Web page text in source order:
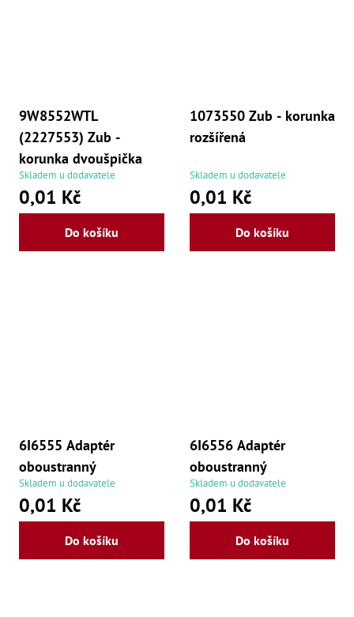
9W8552WTL
(2227553) Zub -
korunka dvoušpička
Skladem u dodavatele
0,01 Kč
Do košíku
1073550 Zub - korunka
rozšířená
Skladem u dodavatele
0,01 Kč
Do košíku
6I6555 Adaptér
oboustranný
Skladem u dodavatele
0,01 Kč
Do košíku
6I6556 Adaptér
oboustranný
Skladem u dodavatele
0,01 Kč
Do košíku